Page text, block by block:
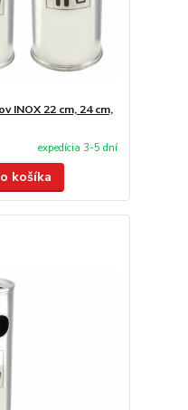
INOX 22 cm, 24 cm,
expedícia 3-5 dní
košíka